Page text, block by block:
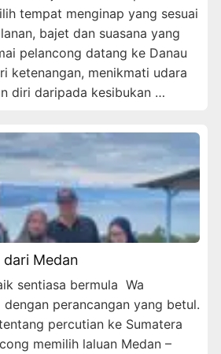
tempat menginap yang sesuai
bajet dan suasana yang
pelancong datang ke Danau
ketenangan, menikmati udara
diri daripada kesibukan …
Medan
sentiasa bermula Wa
perancangan yang betul.
percutian ke Sumatera
memilih laluan Medan –